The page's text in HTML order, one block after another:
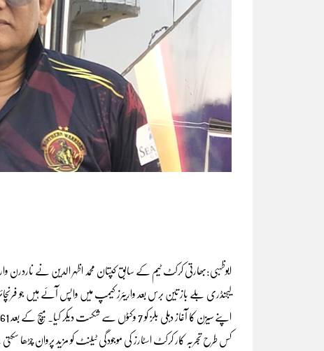
لیجنڈری بلے باز تین برس بعد واریئرز کیمپ میں واپس آئے ہیں جو